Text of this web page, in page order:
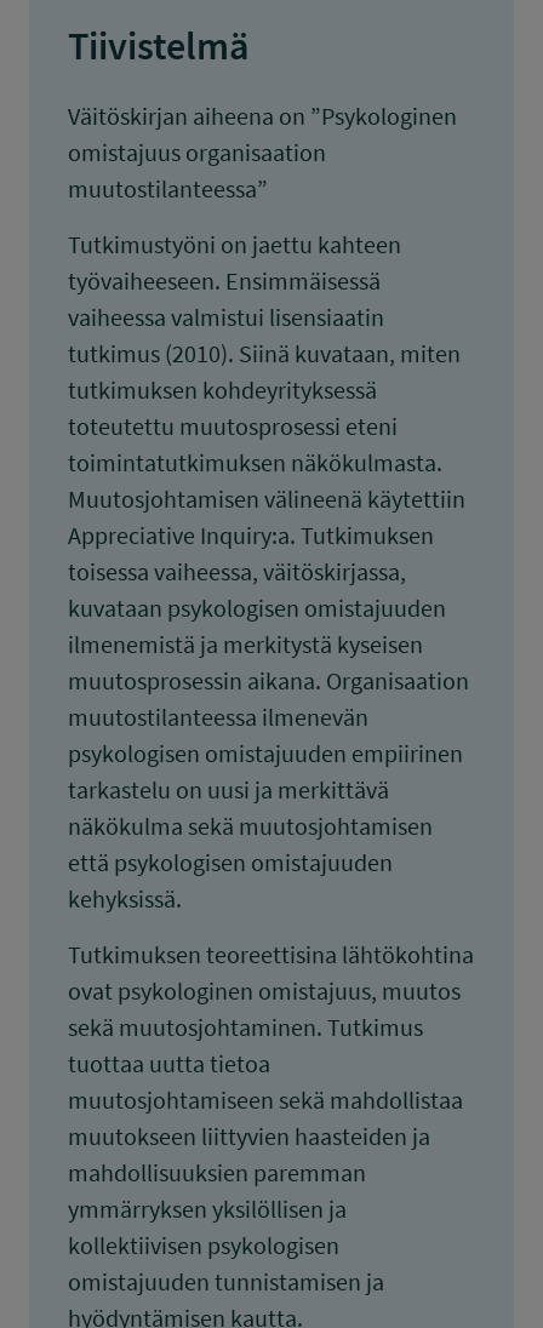
Tiivistelmä
Väitöskirjan aiheena on ”Psykologinen
omistajuus organisaation
muutostilanteessa”
Tutkimustyöni on jaettu kahteen
työvaiheeseen. Ensimmäisessä
vaiheessa valmistui lisensiaatin
tutkimus (2010). Siinä kuvataan, miten
tutkimuksen kohdeyrityksessä
toteutettu muutosprosessi eteni
toimintatutkimuksen näkökulmasta.
Muutosjohtamisen välineenä käytettiin
Appreciative Inquiry:a. Tutkimuksen
toisessa vaiheessa, väitöskirjassa,
kuvataan psykologisen omistajuuden
ilmenemistä ja merkitystä kyseisen
muutosprosessin aikana. Organisaation
muutostilanteessa ilmenevän
psykologisen omistajuuden empiirinen
tarkastelu on uusi ja merkittävä
näkökulma sekä muutosjohtamisen
että psykologisen omistajuuden
kehyksissä.
Tutkimuksen teoreettisina lähtökohtina
ovat psykologinen omistajuus, muutos
sekä muutosjohtaminen. Tutkimus
tuottaa uutta tietoa
muutosjohtamiseen sekä mahdollistaa
muutokseen liittyvien haasteiden ja
mahdollisuuksien paremman
ymmärryksen yksilöllisen ja
kollektiivisen psykologisen
omistajuuden tunnistamisen ja
hyödyntämisen kautta.